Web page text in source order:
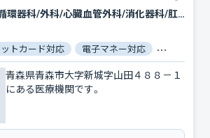
内科/呼吸器内科/循環器科/外科/心臓血管外科/消化器科/肛門科/整形外科/リハビリテーション/放射線科/麻酔科
トカード対応 電子マネー対応 マイナ保
青森県青森市大字新城字山田４８８－１
にある医療機関です。